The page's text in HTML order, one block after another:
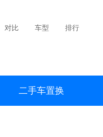
对比 车型 排行
二手车置换